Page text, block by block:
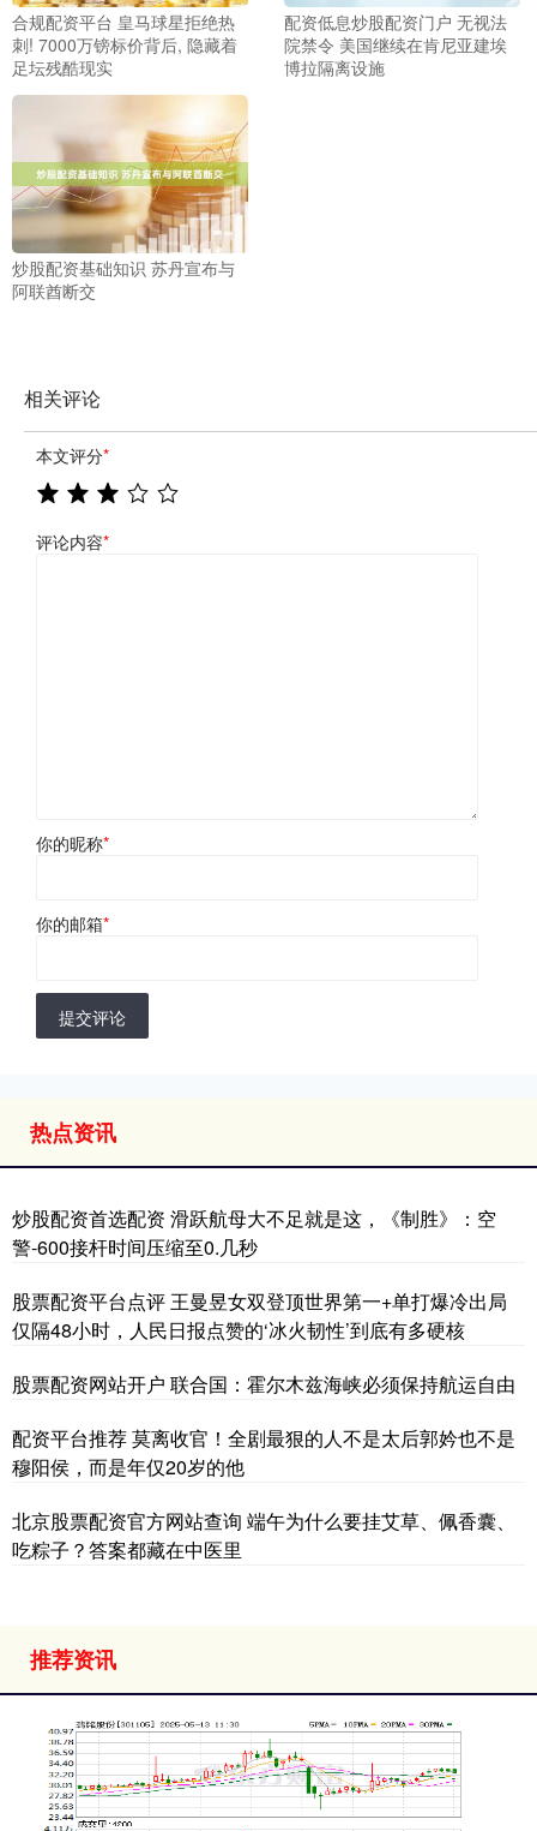
合规配资平台 皇马球星拒绝热
刺! 7000万镑标价背后, 隐藏着
足坛残酷现实
配资低息炒股配资门户 无视法
院禁令 美国继续在肯尼亚建埃
博拉隔离设施
炒股配资基础知识 苏丹宣布与
阿联酋断交
相关评论
本文评分*
评论内容*
你的昵称*
你的邮箱*
提交评论
热点资讯
炒股配资首选配资 滑跃航母大不足就是这，《制胜》：空
警-600接杆时间压缩至0.几秒
股票配资平台点评 王曼昱女双登顶世界第一+单打爆冷出局
仅隔48小时，人民日报点赞的‘冰火韧性’到底有多硬核
股票配资网站开户 联合国：霍尔木兹海峡必须保持航运自由
配资平台推荐 莫离收官！全剧最狠的人不是太后郭妗也不是
穆阳侯，而是年仅20岁的他
北京股票配资官方网站查询 端午为什么要挂艾草、佩香囊、
吃粽子？答案都藏在中医里
推荐资讯